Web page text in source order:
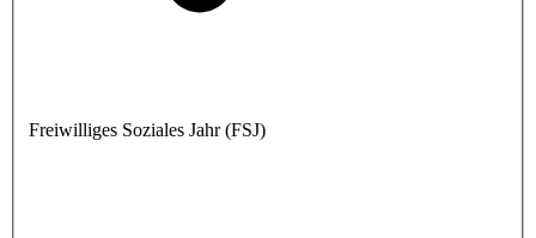
Freiwilliges Soziales Jahr (FSJ)